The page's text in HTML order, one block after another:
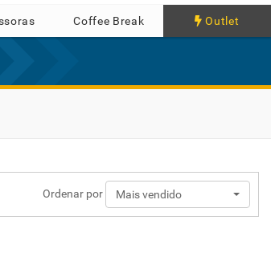
Coffee Break Outlet
Ordenar por Mais vendido